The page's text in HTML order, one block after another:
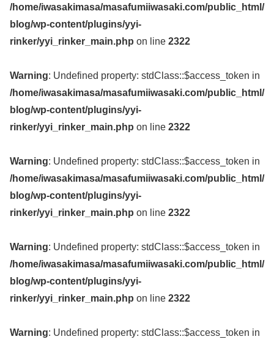
/home/iwasakimasa/masafumiiwasaki.com/public_html/
blog/wp-content/plugins/yyi-
rinker/yyi_rinker_main.php on line 2322
Warning : Undefined property: stdClass::$access_token in
/home/iwasakimasa/masafumiiwasaki.com/public_html/
blog/wp-content/plugins/yyi-
rinker/yyi_rinker_main.php on line 2322
Warning : Undefined property: stdClass::$access_token in
/home/iwasakimasa/masafumiiwasaki.com/public_html/
blog/wp-content/plugins/yyi-
rinker/yyi_rinker_main.php on line 2322
Warning : Undefined property: stdClass::$access_token in
/home/iwasakimasa/masafumiiwasaki.com/public_html/
blog/wp-content/plugins/yyi-
rinker/yyi_rinker_main.php on line 2322
Warning : Undefined property: stdClass::$access_token in